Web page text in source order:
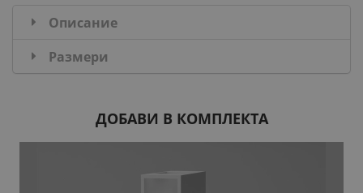
Описание
Размери
ДОБАВИ В КОМПЛЕКТА